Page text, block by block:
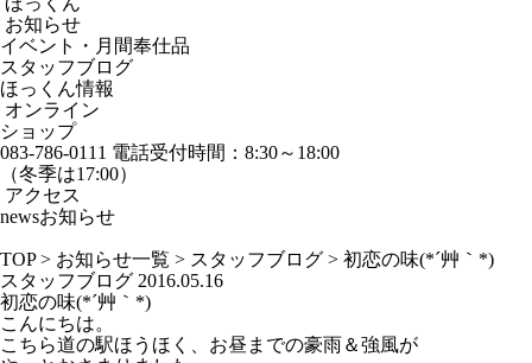
お知らせ
イベント・月間奉仕品
スタッフブログ
ほっくん情報
オンライン
ショップ
083-786-0111 電話受付時間：8:30～18:00
（冬季は17:00）
アクセス
newsお知らせ
TOP> お知らせ一覧 > スタッフブログ > 初恋の味(*´艸｀*)
スタッフブログ 2016.05.16
初恋の味(*´艸｀*)
こんにちは。
こちら道の駅ほうほく、お昼までの豪雨＆強風が